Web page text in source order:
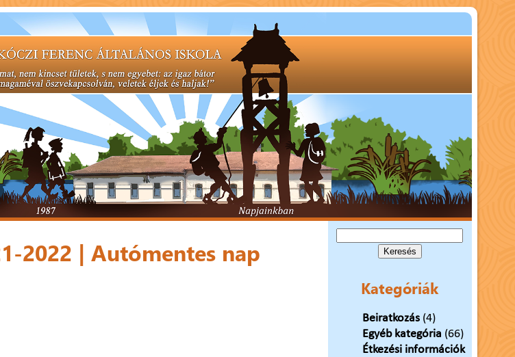
2022 | Autómentes nap
Kategóriák
Beiratkozás(4)
Egyéb kategória (66)
Étkezési információk